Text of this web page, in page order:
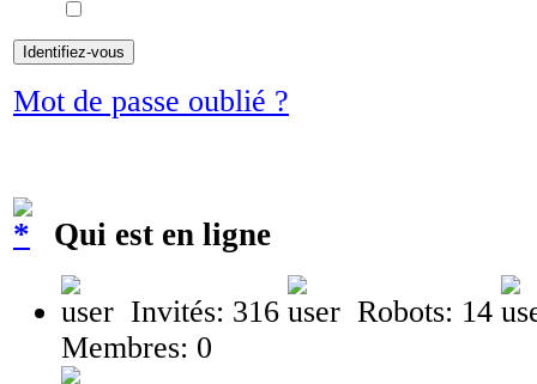
Mot de passe oublié ?
Qui est en ligne
Invités: 316
Robots: 14
Membres: 0